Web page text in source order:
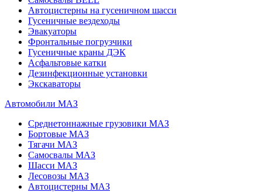
Автоцистерны на гусеничном шасси
Гусеничные вездеходы
Эвакуаторы
Фронтальные погрузчики
Гусеничные краны ДЭК
Асфальтовые катки
Дезинфекционные установки
Экскаваторы
Автомобили МАЗ
Среднетоннажные грузовики МАЗ
Бортовые МАЗ
Тягачи МАЗ
Самосвалы МАЗ
Шасси МАЗ
Лесовозы МАЗ
Автоцистерны МАЗ